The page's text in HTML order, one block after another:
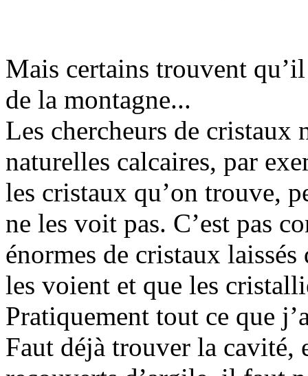
Mais certains trouvent qu’il
de la montagne...
Les chercheurs de cristaux
naturelles calcaires, par
les cristaux qu’on trouve,
ne les voit pas. C’est pas
énormes de cristaux
les voient et que les
Pratiquement tout ce que
Faut déjà trouver la cavité,